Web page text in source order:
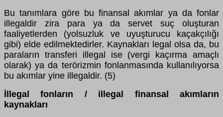
Bu tanımlara göre bu finansal akımlar ya da fonlar
illegaldir zira para ya da servet suç oluşturan
faaliyetlerden (yolsuzluk ve uyuşturucu kaçakçılığı
gibi) elde edilmektedirler. Kaynakları legal olsa da, bu
paraların transferi illegal ise (vergi kaçırma amaçlı
olarak) ya da terörizmin fonlanmasında kullanılıyorsa
bu akımlar yine illegaldir. (5)
İllegal fonların / illegal finansal akımların
kaynakları